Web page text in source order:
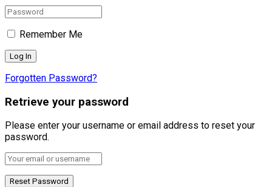
Remember Me
Forgotten Password?
Retrieve your password
Please enter your username or email address to reset your
password.